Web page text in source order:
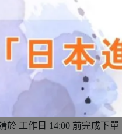
於 工作日 14:00 前完成下